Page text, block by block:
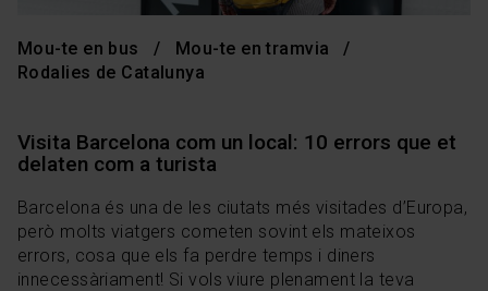
Mou-te en bus
Mou-te en tramvia
Rodalies de Catalunya
Visita Barcelona com un local: 10 errors que et
delaten com a turista
Barcelona és una de les ciutats més visitades d’Europa,
però molts viatgers cometen sovint els mateixos
errors, cosa que els fa perdre temps i diners
innecessàriament! Si vols viure plenament la teva